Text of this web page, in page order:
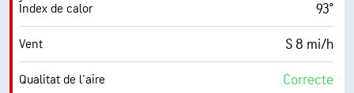
Pluja 0.01 in
Visibilitat 6 mi
Sostre de núvols 7000 ft
Índex de calor 93°
Vent S 8 mi/h
Qualitat de l'aire Correcte